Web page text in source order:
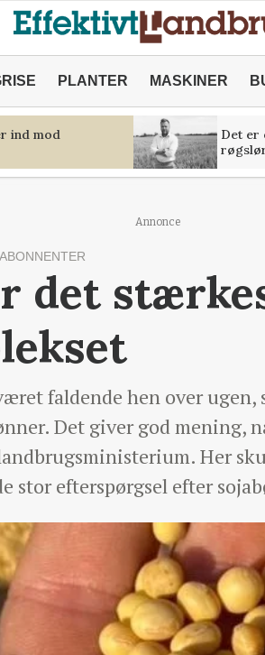
PLANTER MASKINER
ind mod
Det er
Annonce
det
faldende hen over ugen,
Det giver god mening,
Her
stor efterspørgsel efter